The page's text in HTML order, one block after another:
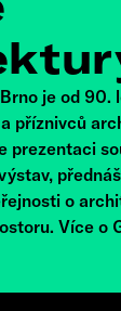
je od 90.
příznivců
prezentaci
o
Více o